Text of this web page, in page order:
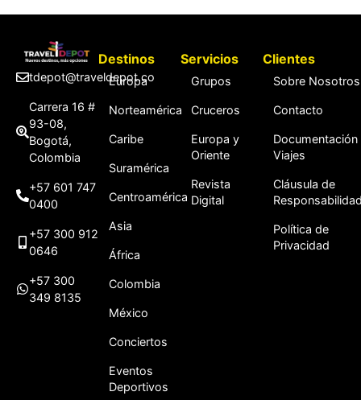
tdepot@traveldepot.co
Carrera 16 #
93-08,
Bogotá,
Colombia
+57 601 747
0400
+57 300 912
0646
+57 300
349 8135
Destinos
Europa
Norteamérica
Caribe
Suramérica
Centroamérica
Asia
África
Colombia
México
Conciertos
Eventos
Deportivos
Servicios
Grupos
Cruceros
Europa y
Oriente
Revista
Digital
Clientes
Sobre Nosotros
Contacto
Documentación
Viajes
Cláusula de
Política de
Privacidad